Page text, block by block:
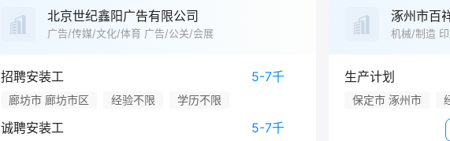
北京世纪鑫阳广告有限公司
广告/传媒/文化/体育 广告/公关/会展
招聘安装工 5-7千
廊坊市 廊坊市区 经验不限 学历不限
诚聘安装工 5-7千
涿州市百
机械/制造
生产计划
保定市 涿州市